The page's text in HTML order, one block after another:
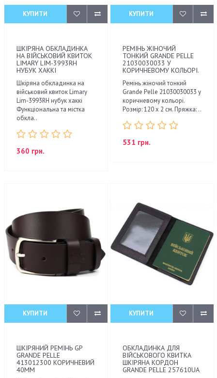
КУПИТИ
ШКІРЯНА ОБКЛАДИНКА
НА ВІЙСЬКОВИЙ КВИТОК
LIMARY LIM-3993RH
НУБУК ХАККІ
Шкіряна обкладинка на
військовий квиток Limary
Lim-3993RH нубук хаккі
Функціональна та містка
обкла..
360 грн.
КУПИТИ
РЕМІНЬ ЖІНОЧИЙ
ТОНКИЙ GRANDE PELLE
21030030033 У
КОРИЧНЕВОМУ КОЛЬОРІ.
Ремінь жіночий тонкий
Grande Pelle 21030030033 у
коричневому кольорі.
Розмір: 120 х 2 см. Пряжка: ..
531 грн.
КУПИТИ
ШКІРЯНИЙ РЕМІНЬ GP
GRANDE PELLE
413012300 КОРИЧНЕВИЙ
40ММ
КУПИТИ
ОБКЛАДИНКА ДЛЯ
ВІЙСЬКОВОГО КВИТКА
ШКІРЯНА КОРДОН
GRANDE PELLE 257610UA